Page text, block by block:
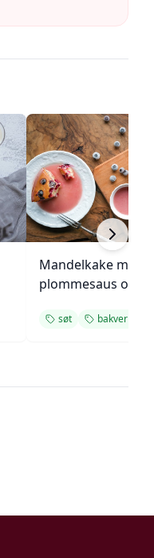
Mandelkake med
plommesaus og
søt bakverk